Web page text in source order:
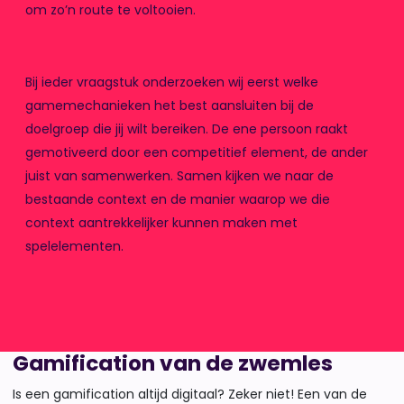
om zo’n route te voltooien.
Bij ieder vraagstuk onderzoeken wij eerst welke
gamemechanieken het best aansluiten bij de
doelgroep die jij wilt bereiken. De ene persoon raakt
gemotiveerd door een competitief element, de ander
juist van samenwerken. Samen kijken we naar de
bestaande context en de manier waarop we die
context aantrekkelijker kunnen maken met
spelelementen.
Gamification van de zwemles
Is een gamification altijd digitaal? Zeker niet! Een van de